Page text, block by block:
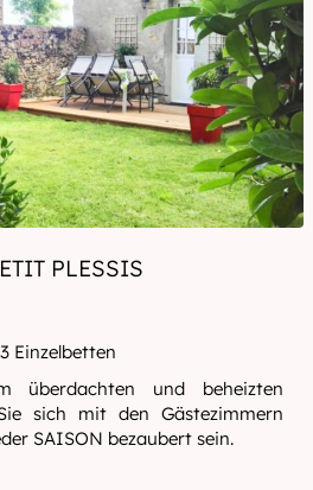
PLESSIS
Einzelbetten
überdachten und beheizten
sich mit den Gästezimmern
SAISON bezaubert sein.